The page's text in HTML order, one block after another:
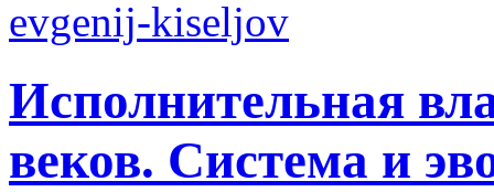
Исполнительная
веков. Система и